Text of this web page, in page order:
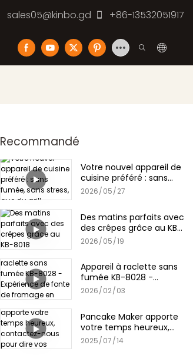
sales05@kinbo.gd +86-13532051917
NOUS CONTACTER
Recommandé
Votre nouvel appareil de
cuisine préféré : sans
fumée, sans stress, que
2026 05 27
Des matins parfaits avec
des crêpes grâce au KB-
8018
2026 05 19
Appareil à raclette sans
fumée KB-8028 -
Expérience de fonte de
2026 02 03
Pancake Maker apporte
votre temps heureux,
contactez-nous pour
dire vos conseils!
2025 07 14